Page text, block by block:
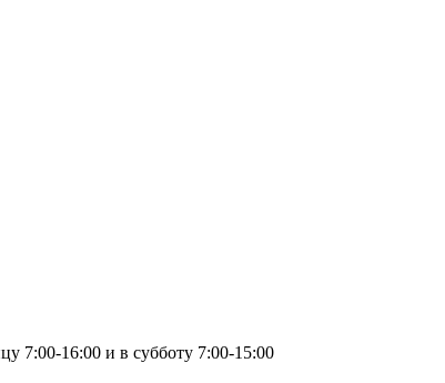
7:00-16:00 и в субботу 7:00-15:00